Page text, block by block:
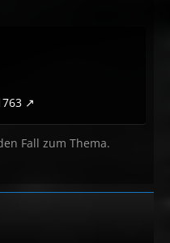
Fall zum Thema.